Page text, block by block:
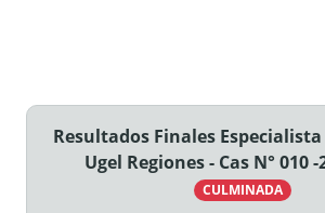
Resultados Finales Especialista
Ugel Regiones - Cas N° 010 -
CULMINADA